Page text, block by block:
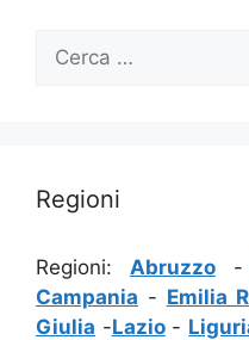
per:
Regioni
Regioni: Abruzzo-
Campania - Emilia
Giulia -Lazio-